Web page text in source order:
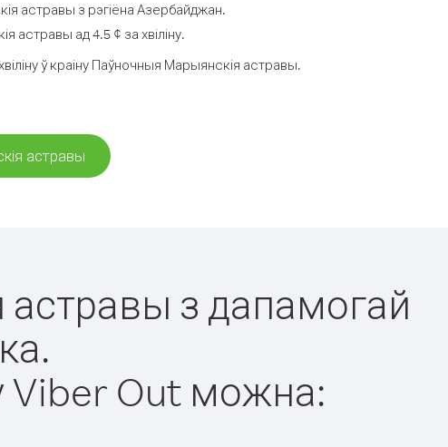
астравы з рэгіёна Азербайджан.
астравы ад 4.5 ¢ за хвіліну.
ў краіну Паўночныя Марыянскія астравы.
астравы
астравы з дапамогай
Viber Out можна: